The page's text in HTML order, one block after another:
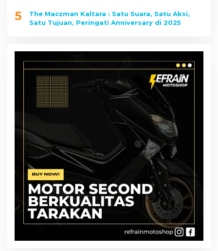
5
The Maczman Kaltara : Satu Suara, Satu Aksi,
Satu Tujuan, Peringati Anniversary di 2025